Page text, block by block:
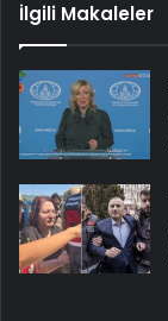
İlgili Makaleler